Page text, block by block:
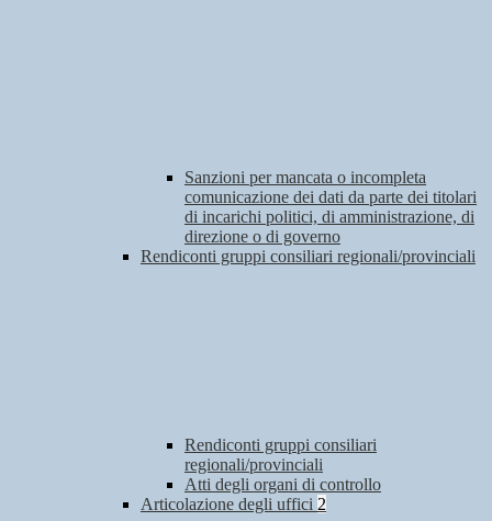
Sanzioni per mancata o incompleta
comunicazione dei dati da parte dei titolari
di incarichi politici, di amministrazione, di
direzione o di governo
Rendiconti gruppi consiliari regionali/provinciali
Rendiconti gruppi consiliari
regionali/provinciali
Atti degli organi di controllo
Articolazione degli uffici 2